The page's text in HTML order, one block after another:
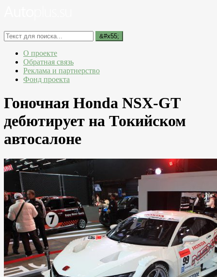
О проекте
Обратная связь
Реклама и партнерство
Фонд проекта
Гоночная Honda NSX-GT
дебютирует на Токийском
автосалоне